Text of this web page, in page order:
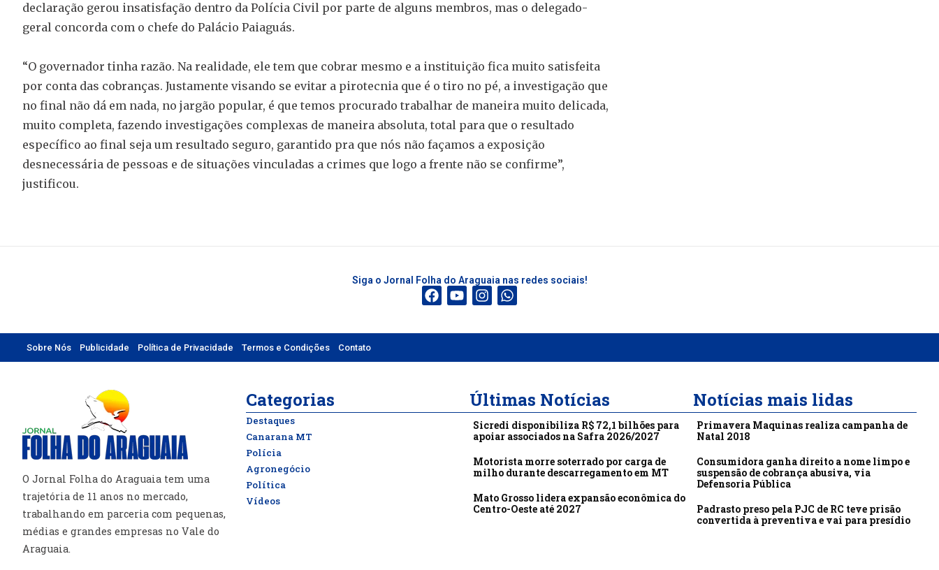
declaração gerou insatisfação dentro da Polícia Civil por parte de alguns membros, mas o delegado-
geral concorda com o chefe do Palácio Paiaguás.
“O governador tinha razão. Na realidade, ele tem que cobrar mesmo e a instituição fica muito satisfeita
por conta das cobranças. Justamente visando se evitar a pirotecnia que é o tiro no pé, a investigação que
no final não dá em nada, no jargão popular, é que temos procurado trabalhar de maneira muito delicada,
muito completa, fazendo investigações complexas de maneira absoluta, total para que o resultado
específico ao final seja um resultado seguro, garantido pra que nós não façamos a exposição
desnecessária de pessoas e de situações vinculadas a crimes que logo a frente não se confirme”,
justificou.
Siga o Jornal Folha do Araguaia nas redes sociais!
Sobre Nós Publicidade Política de Privacidade Termos e Condições Contato
O Jornal Folha do Araguaia tem uma
trajetória de 11 anos no mercado,
trabalhando em parceria com pequenas,
médias e grandes empresas no Vale do
Araguaia.
Categorias
Destaques
Canarana MT
Polícia
Agronegócio
Política
Vídeos
Últimas Notícias
Sicredi disponibiliza R$ 72,1 bilhões para
apoiar associados na Safra 2026/2027
Motorista morre soterrado por carga de
milho durante descarregamento em MT
Mato Grosso lidera expansão econômica do
Centro-Oeste até 2027
Notícias mais lidas
Primavera Maquinas realiza campanha de
Natal 2018
Consumidora ganha direito a nome limpo e
suspensão de cobrança abusiva, via
Defensoria Pública
Padrasto preso pela PJC de RC teve prisão
convertida à preventiva e vai para presídio